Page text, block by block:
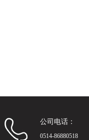
公司电话：
0514-86880518